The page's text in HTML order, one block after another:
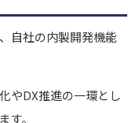
自社の内製開発機能
やDX推進の一環とし
す。